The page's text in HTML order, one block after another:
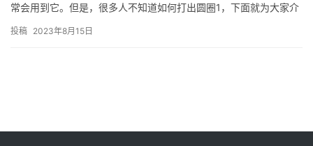
常会用到它。但是，很多人不知道如何打出圆圈1，下面就为大家介
投稿 2023年8月15日